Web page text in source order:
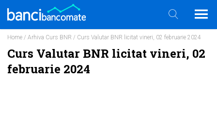
Home / Arhiva Curs BNR / Curs Valutar BNR licitat vineri, 02 februarie 2024
Curs Valutar BNR licitat vineri, 02
februarie 2024